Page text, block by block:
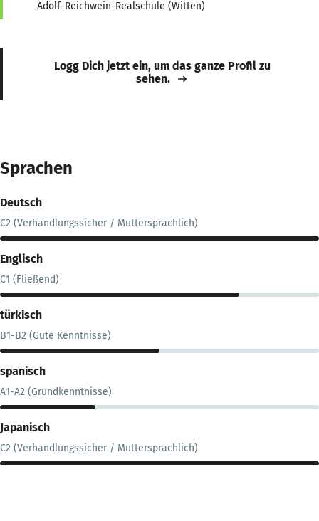
Adolf-Reichwein-Realschule (Witten)
Logg Dich jetzt ein, um das ganze Profil zu
sehen.
Sprachen
Deutsch
C2 (Verhandlungssicher / Muttersprachlich)
Englisch
C1 (Fließend)
türkisch
B1-B2 (Gute Kenntnisse)
spanisch
A1-A2 (Grundkenntnisse)
Japanisch
C2 (Verhandlungssicher / Muttersprachlich)